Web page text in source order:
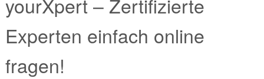
Experten einfach online
fragen!